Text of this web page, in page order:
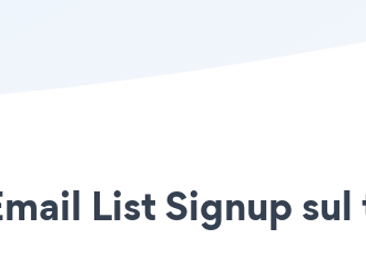
List Signup